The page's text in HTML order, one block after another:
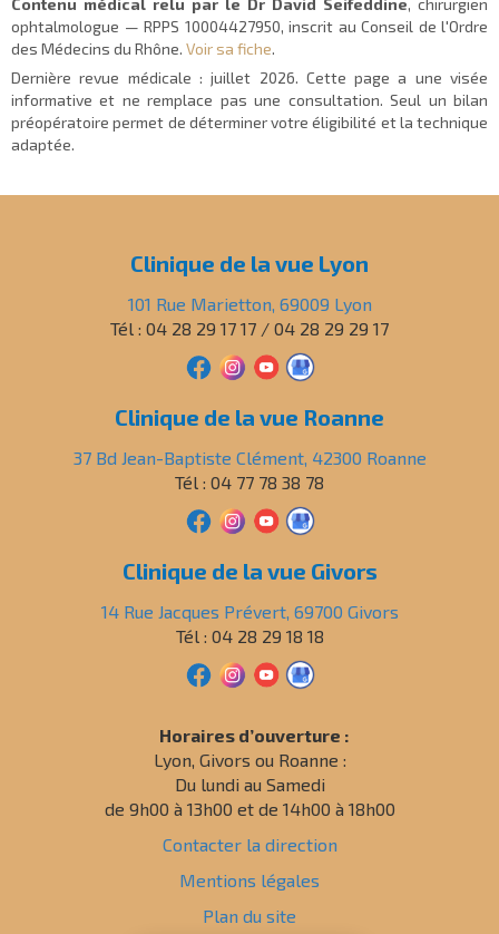
Contenu médical relu par le Dr David Seifeddine, chirurgien
ophtalmologue — RPPS 10004427950, inscrit au Conseil de l'Ordre
des Médecins du Rhône. Voir sa fiche.
Dernière revue médicale :juillet 2026. Cette page a une visée
informative et ne remplace pas une consultation. Seul un bilan
préopératoire permet de déterminer votre éligibilité et la technique
adaptée.
Clinique de la vue Lyon
101 Rue Marietton, 69009 Lyon
Tél : 04 28 29 17 17 / 04 28 29 29 17
Clinique de la vue Roanne
37 Bd Jean-Baptiste Clément, 42300 Roanne
Tél : 04 77 78 38 78
Clinique de la vue Givors
14 Rue Jacques Prévert, 69700 Givors
Tél : 04 28 29 18 18
Horaires d’ouverture :
Lyon, Givors ou Roanne :
Du lundi au Samedi
de 9h00 à 13h00 et de 14h00 à 18h00
Contacter la direction
Mentions légales
Plan du site